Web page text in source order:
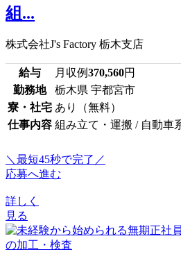
組...
株式会社J's Factory 栃木支店
給与 月収例370,560円
勤務地
栃木県 宇都宮市
寮・社宅 あり（無料）
仕事内容 組み立て・運搬 / 自動車
＼最短45秒で完了／
応募へ進む
詳しく
見る